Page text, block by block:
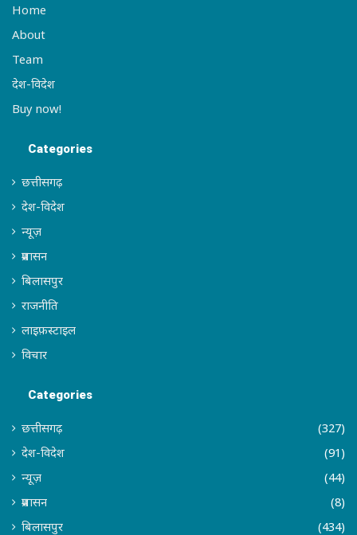
Home
About
Team
देश-विदेश
Buy now!
Categories
छत्तीसगढ़
देश-विदेश
न्यूज़
प्रशासन
बिलासपुर
राजनीति
लाइफ़स्टाइल
विचार
Categories
छत्तीसगढ़
(327)
देश-विदेश
(91)
न्यूज़
(44)
प्रशासन
(8)
बिलासपुर
(434)